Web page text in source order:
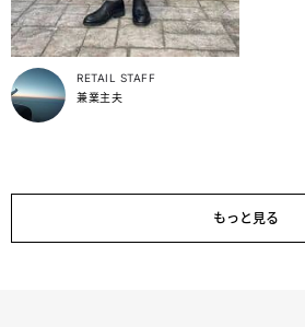
RETAIL STAFF
兼業主夫
もっと見る